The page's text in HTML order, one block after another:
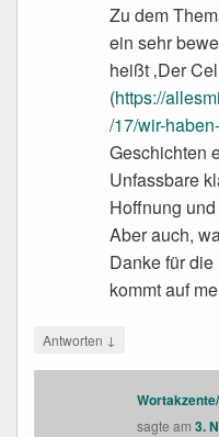
Zu dem
ein sehr
heißt ‚Der
(https://
/17/wir-
Geschichten
Unfassbare
Hoffnung
Aber auch,
Danke für
kommt auf
Antworten ↓
sagte am3.